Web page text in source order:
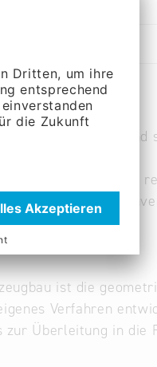
Unsere Erfahrungen
ist die
Verfahren
Überleitung in die